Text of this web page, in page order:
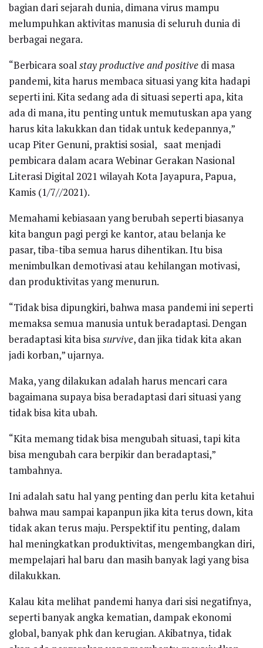
bagian dari sejarah dunia, dimana virus mampu
melumpuhkan aktivitas manusia di seluruh dunia di
berbagai negara.
“Berbicara soalstay productive and positive di masa
pandemi, kita harus membaca situasi yang kita hadapi
seperti ini. Kita sedang ada di situasi seperti apa, kita
ada di mana, itu penting untuk memutuskan apa yang
harus kita lakukkan dan tidak untuk kedepannya,”
ucap Piter Genuni, praktisi sosial, saat menjadi
pembicara dalam acara Webinar Gerakan Nasional
Literasi Digital 2021 wilayah Kota Jayapura, Papua,
Kamis (1/7//2021).
Memahami kebiasaan yang berubah seperti biasanya
kita bangun pagi pergi ke kantor, atau belanja ke
pasar, tiba-tiba semua harus dihentikan. Itu bisa
menimbulkan demotivasi atau kehilangan motivasi,
dan produktivitas yang menurun.
“Tidak bisa dipungkiri, bahwa masa pandemi ini seperti
memaksa semua manusia untuk beradaptasi. Dengan
beradaptasi kita bisasurvive, dan jika tidak kita akan
jadi korban,” ujarnya.
Maka, yang dilakukan adalah harus mencari cara
bagaimana supaya bisa beradaptasi dari situasi yang
tidak bisa kita ubah.
“Kita memang tidak bisa mengubah situasi, tapi kita
bisa mengubah cara berpikir dan beradaptasi,”
tambahnya.
Ini adalah satu hal yang penting dan perlu kita ketahui
bahwa mau sampai kapanpun jika kita terus down, kita
tidak akan terus maju. Perspektif itu penting, dalam
hal meningkatkan produktivitas, mengembangkan diri,
mempelajari hal baru dan masih banyak lagi yang bisa
dilakukkan.
Kalau kita melihat pandemi hanya dari sisi negatifnya,
seperti banyak angka kematian, dampak ekonomi
global, banyak phk dan kerugian. Akibatnya, tidak